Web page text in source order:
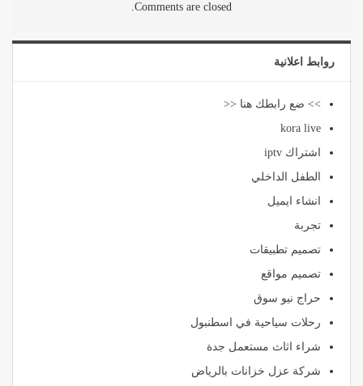
Comments are closed.
روابط اعلانية
>> ضع رابطك هنا <<
kora live
اشتراك iptv
الطفل الداخلي
انشاء ايميل
تجربة
تصميم تطبيقات
تصميم مواقع
حراج نيو سوق
رحلات سياحية في اسطنبول
شراء اثاث مستعمل جدة
شركة عزل خزانات بالرياض